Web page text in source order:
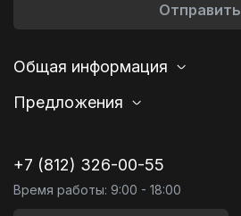
Отправить
Общая информация
Предложения
+7 (812) 326-00-55
Время работы: 9:00 - 18:00